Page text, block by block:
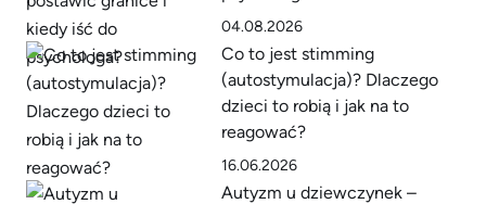
04.08.2026
Co to jest stimming
(autostymulacja)? Dlaczego
dzieci to robią i jak na to
reagować?
16.06.2026
Autyzm u dziewczynek –